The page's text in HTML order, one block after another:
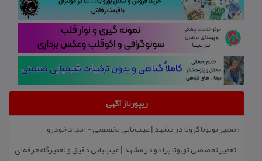
ریپورتاژ آگهی
:: تعمیر تویوتا كرولا در مشهد | عیب‌یابی تخصصی + امداد خودرو
:: تعمیر تخصصی تویوتا پرادو در مشهد | عیب‌یابی دقیق و تعمیرگاه حرفه‌ای